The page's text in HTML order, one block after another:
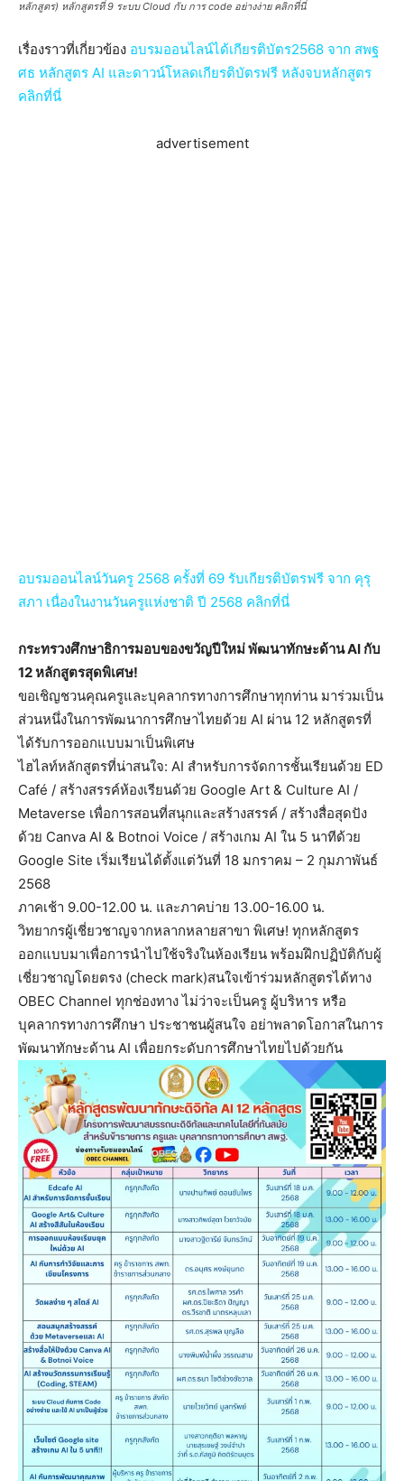
หลักสูตร) หลักสูตรที่ 9 ระบบ Cloud กับ การ code อย่างง่าย คลิกที่นี่
เรื่องราวที่เกี่ยวข้อง อบรมออนไลน์ได้เกียรติบัตร2568 จาก สพฐ
ศธ หลักสูตร AI และดาวน์โหลดเกียรติบัตรฟรี หลังจบหลักสูตร
คลิกที่นี่
advertisement
อบรมออนไลน์วันครู 2568 ครั้งที่ 69 รับเกียรติบัตรฟรี จาก คุรุ
สภา เนื่องในงานวันครูแห่งชาติ ปี 2568 คลิกที่นี่
กระทรวงศึกษาธิการมอบของขวัญปีใหม่ พัฒนาทักษะด้าน AI กับ
12 หลักสูตรสุดพิเศษ!
ขอเชิญชวนคุณครูและบุคลากรทางการศึกษาทุกท่าน มาร่วมเป็น
ส่วนหนึ่งในการพัฒนาการศึกษาไทยด้วย AI ผ่าน 12 หลักสูตรที่
ได้รับการออกแบบมาเป็นพิเศษ
ไฮไลท์หลักสูตรที่น่าสนใจ: AI สำหรับการจัดการชั้นเรียนด้วย ED
Café / สร้างสรรค์ห้องเรียนด้วย Google Art & Culture AI /
Metaverse เพื่อการสอนที่สนุกและสร้างสรรค์ / สร้างสื่อสุดปัง
ด้วย Canva AI & Botnoi Voice / สร้างเกม AI ใน 5 นาทีด้วย
Google Site เริ่มเรียนได้ตั้งแต่วันที่ 18 มกราคม – 2 กุมภาพันธ์
2568
ภาคเช้า 9.00-12.00 น. และภาคบ่าย 13.00-16.00 น.
วิทยากรผู้เชี่ยวชาญจากหลากหลายสาขา พิเศษ! ทุกหลักสูตร
ออกแบบมาเพื่อการนำไปใช้จริงในห้องเรียน พร้อมฝึกปฏิบัติกับผู้
เชี่ยวชาญโดยตรง (check mark)สนใจเข้าร่วมหลักสูตรได้ทาง
OBEC Channel ทุกช่องทาง ไม่ว่าจะเป็นครู ผู้บริหาร หรือ
บุคลากรทางการศึกษา ประชาชนผู้สนใจ อย่าพลาดโอกาสในการ
พัฒนาทักษะด้าน AI เพื่อยกระดับการศึกษาไทยไปด้วยกัน